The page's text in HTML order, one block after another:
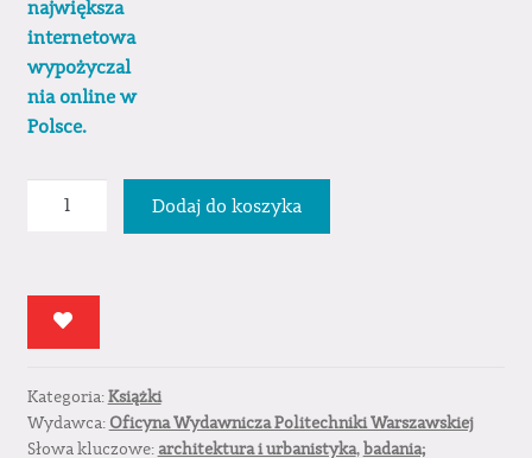
wobec
Dodaj do koszyka
Kategoria:Książki
Wydawca: Oficyna Wydawnicza Politechniki Warszawskiej
Słowa kluczowe: architektura i urbanistyka,badania;